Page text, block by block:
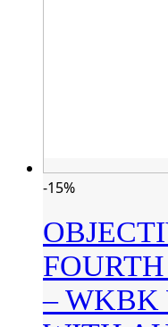
-15%
– WKBK